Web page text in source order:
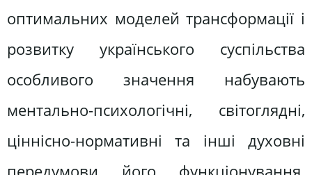
оптимальних моделей трансформації і
розвитку українського суспільства
особливого значення набувають
ментально-психологічні, світоглядні,
ціннісно-нормативні та інші духовні